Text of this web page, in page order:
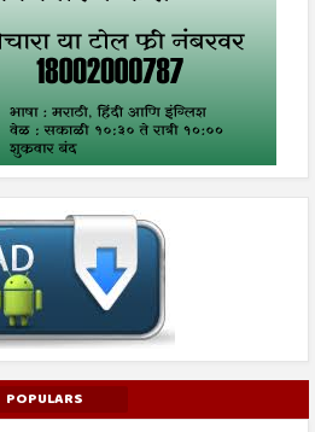
POPULARS